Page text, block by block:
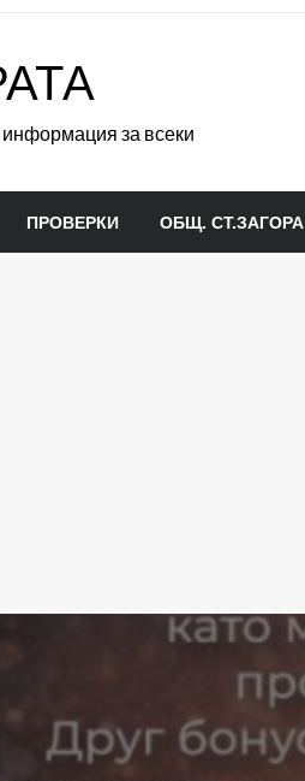
информация за всеки
ПРОВЕРКИ ОБЩ. СТ.ЗАГОРА